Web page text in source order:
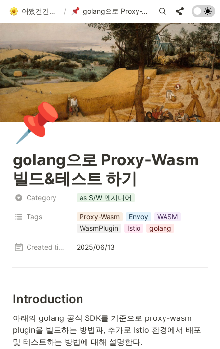
어쨌건간에 흘러가는 者 / golang으로 Proxy-Wasm 빌드&테스트 하기
📌
golang으로 Proxy-Wasm
빌드&테스트 하기
Category as S/W 엔지니어
Tags Proxy-Wasm Envoy
WASM
WasmPlugin
Istio golang
Created time 2025/06/13
Introduction
아래의 golang 공식 SDK를 기준으로 proxy-wasm
plugin을 빌드하는 방법과, 추가로 Istio 환경에서 배포
및 테스트하는 방법에 대해 설명한다.